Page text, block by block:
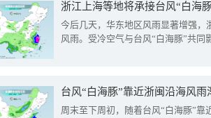
浙江上海等地将承接台风“白海
今后几天，华东地区风雨显著增强，
风雨。受冷空气与台风“白海豚”共同
台风“白海豚”靠近浙闽沿海风
周末至下周初，随着台风“白海豚”